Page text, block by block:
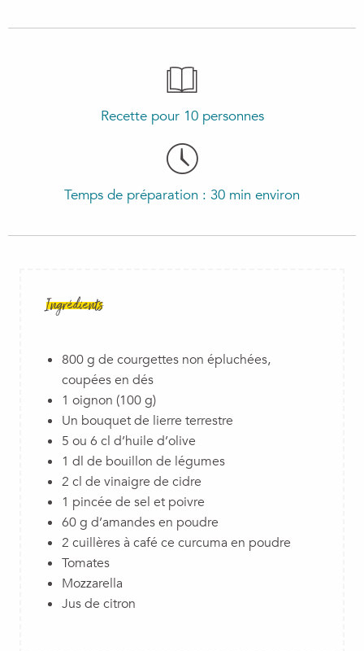
Recette pour 10 personnes
Temps de préparation : 30 min environ
Ingrédients
800 g de courgettes non épluchées,
coupées en dés
1 oignon (100 g)
Un bouquet de lierre terrestre
5 ou 6 cl d’huile d’olive
1 dl de bouillon de légumes
2 cl de vinaigre de cidre
1 pincée de sel et poivre
60 g d’amandes en poudre
2 cuillères à café ce curcuma en poudre
Tomates
Mozzarella
Jus de citron